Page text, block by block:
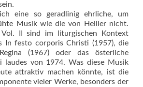
eine so geradlinig ehrliche, um
Musik wie die von Heiller nicht.
II sind im liturgischen Kontext
In festo corporis Christi (1957), die
(1967) oder das österliche
laudes von 1974. Was diese Musik
attraktiv machen könnte, ist die
vieler Werke, besonders der